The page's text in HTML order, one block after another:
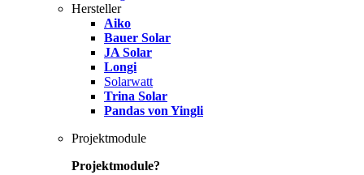
Hersteller
Aiko
Bauer Solar
JA Solar
Longi
Solarwatt
Trina Solar
Pandas von Yingli
Projektmodule
Projektmodule?